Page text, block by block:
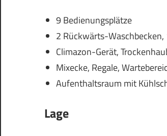
9 Bedienungsplätze
2 Rückwärts-
Climazon-Gerät,
Mixecke, Regale,
Aufenthaltsraum mit
Lage